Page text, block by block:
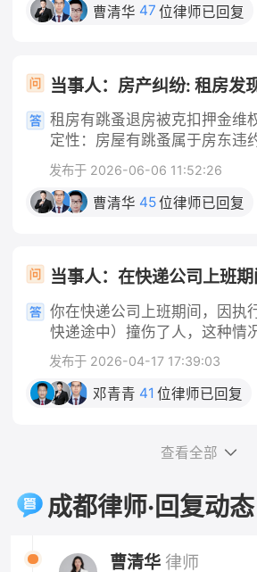
（30%以内），多数情况划定
判定同等责任。 即便机动车无任何违法，交强险
依然会优先赔付伤者损失。 二、赔偿规则（重
点，你是电动车一方） 1. 交强险无责赔付规则
机动车交强险不分责任比例，
医疗费，基本可以由对方交强
按责任比例折算。 只有超出交
才按照双方责任比例划分承担
你自行承担。 车辆维修费：机
阶段，你这边实操做法 1. 固定全部证据 保存路
口监控线索、就医病历、检查
向交警提出：机动车行经路口
意义务，请求适当降低自身责
认定抗辩要点 闯红灯是主要过
动车承担次要责任，不要申请
要轻易自认全责 一旦认定电动
维修费用。 四、责任认定几种常见结果 1. 电动
车全责：你承担全部损失，同
动车主责70%、机动车次责
曹清华 47 位律师已回复
租房有跳蚤退房被克扣押金维权方案
定性：房屋有跳蚤属于房东违约 依据《民法
第七百零八条、第七百一十二
证租赁房屋适宜居住，无卫生
面积滋生跳蚤，达不到正常居
依据。 核心举证要点（优先留存证据） 1. 虫害
实景证据：房屋跳蚤实拍视频
记录、除虫消费票据； 2. 沟
映跳蚤问题、提出退房的微信/
租金付款截图。 二、分步维权操作 1. 先行书面
协商（成本最低） 向房东发送文字催告（微信/
短信留痕），参考话术： 依据民法典规定，出租
约，现正式解除租赁合同，请
依据，逾期不退我将向住建部
讼。 2. 行政投诉（协商无果后） - 12345政务
监管介入调解； - 属地街道办/
发布于 2026-06-06 11:52:26
曹清华 45位律师已回复
你在快递公司上班期间，因执
快递途中）撞伤了人，这种情
费应当由快递公司承担，而不
这是法律的明确规定，法律依
和国民法典》第一千一百九十
的是"替代责任"，不问你有没有错 需要特别
事。根据法律规定，用人单位
代责任——也就是说，只要你
的过错，公司都要承担赔偿责
发布于 2026-04-17 17:39:03
邓青青 41 位律师已回复
查看全部
成都律师·回复动态
曹清华 律师